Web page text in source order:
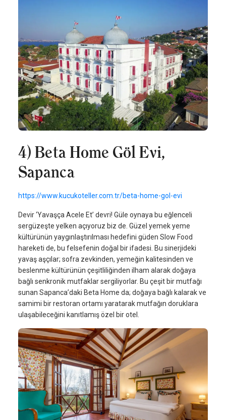
4) Beta Home Göl Evi,
Sapanca
https://www.kucukoteller.com.tr/beta-home-gol-evi
Devir ‘Yavaşça Acele Et’ devri! Güle oynaya bu eğlenceli
sergüzeşte yelken açıyoruz biz de. Güzel yemek yeme
kültürünün yaygınlaştırılması hedefini güden Slow Food
hareketi de, bu felsefenin doğal bir ifadesi. Bu sinerjideki
yavaş aşçılar; sofra zevkinden, yemeğin kalitesinden ve
beslenme kültürünün çeşitliliğinden ilham alarak doğaya
bağlı senkronik mutfaklar sergiliyorlar. Bu çeşit bir mutfağı
sunan Sapanca’daki Beta Home da; doğaya bağlı kalarak ve
samimi bir restoran ortamı yaratarak mutfağın doruklara
ulaşabileceğini kanıtlamış özel bir otel.